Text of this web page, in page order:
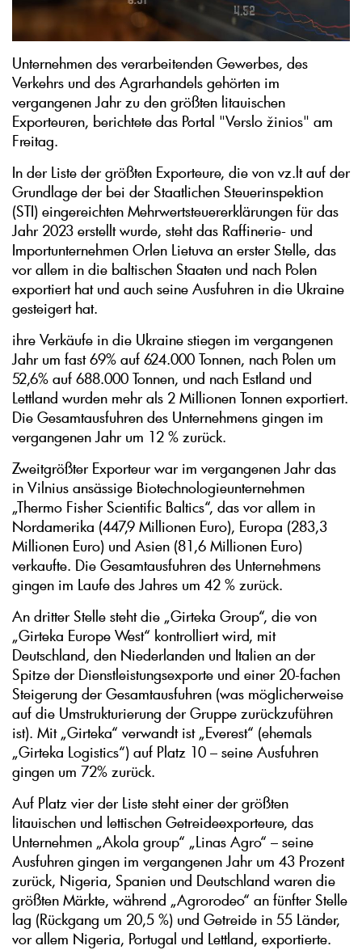
Unternehmen des verarbeitenden Gewerbes, des
Verkehrs und des Agrarhandels gehörten im
vergangenen Jahr zu den größten litauischen
Exporteuren, berichtete das Portal "Verslo žinios" am
Freitag.
In der Liste der größten Exporteure, die von vz.lt auf der
Grundlage der bei der Staatlichen Steuerinspektion
(STI) eingereichten Mehrwertsteuererklärungen für das
Jahr 2023 erstellt wurde, steht das Raffinerie- und
Importunternehmen Orlen Lietuva an erster Stelle, das
vor allem in die baltischen Staaten und nach Polen
exportiert hat und auch seine Ausfuhren in die Ukraine
gesteigert hat.
ihre Verkäufe in die Ukraine stiegen im vergangenen
Jahr um fast 69% auf 624.000 Tonnen, nach Polen um
52,6% auf 688.000 Tonnen, und nach Estland und
Lettland wurden mehr als 2 Millionen Tonnen exportiert.
Die Gesamtausfuhren des Unternehmens gingen im
vergangenen Jahr um 12 % zurück.
Zweitgrößter Exporteur war im vergangenen Jahr das
in Vilnius ansässige Biotechnologieunternehmen
„Thermo Fisher Scientific Baltics“, das vor allem in
Nordamerika (447,9 Millionen Euro), Europa (283,3
Millionen Euro) und Asien (81,6 Millionen Euro)
verkaufte. Die Gesamtausfuhren des Unternehmens
gingen im Laufe des Jahres um 42 % zurück.
An dritter Stelle steht die „Girteka Group“, die von
„Girteka Europe West“ kontrolliert wird, mit
Deutschland, den Niederlanden und Italien an der
Spitze der Dienstleistungsexporte und einer 20-fachen
Steigerung der Gesamtausfuhren (was möglicherweise
auf die Umstrukturierung der Gruppe zurückzuführen
ist). Mit „Girteka“ verwandt ist „Everest“ (ehemals
„Girteka Logistics“) auf Platz 10 – seine Ausfuhren
gingen um 72% zurück.
Auf Platz vier der Liste steht einer der größten
litauischen und lettischen Getreideexporteure, das
Unternehmen „Akola group“ „Linas Agro“ – seine
Ausfuhren gingen im vergangenen Jahr um 43 Prozent
zurück, Nigeria, Spanien und Deutschland waren die
größten Märkte, während „Agrorodeo“ an fünfter Stelle
lag (Rückgang um 20,5 %) und Getreide in 55 Länder,
vor allem Nigeria, Portugal und Lettland, exportierte.